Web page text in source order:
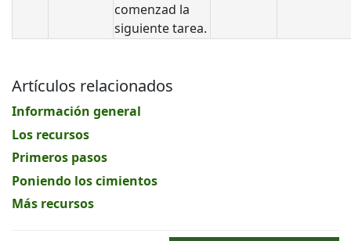
comenzad la
siguiente tarea.
Artículos relacionados
Información general
Los recursos
Primeros pasos
Poniendo los cimientos
Más recursos